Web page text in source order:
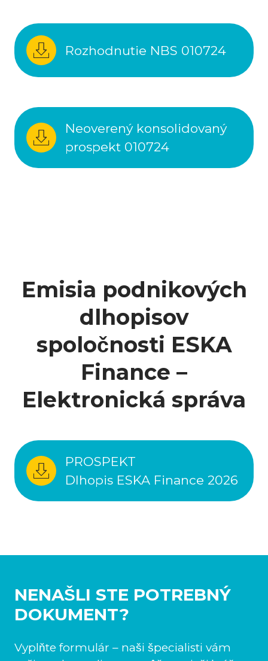
Rozhodnutie NBS 010724
Neoverený konsolidovaný
prospekt 010724
Emisia podnikových
dlhopisov
spoločnosti ESKA
Finance –
Elektronická správa
PROSPEKT
Dlhopis ESKA Finance 2026
NENAŠLI STE POTREBNÝ
DOKUMENT?
Vyplňte formulár – naši špecialisti vám